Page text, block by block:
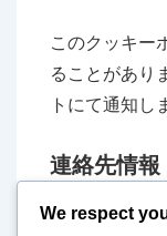
このクッキー
ることがあり
トにて通知し
連絡先情報
クッキーに関
We respect